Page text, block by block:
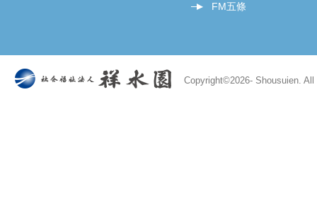
FM五條
Copyright©2026- Shousuien.